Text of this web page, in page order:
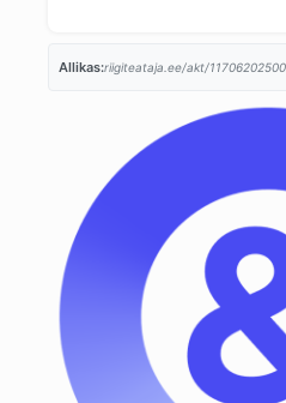
Allikas:riigiteataja.ee/akt/